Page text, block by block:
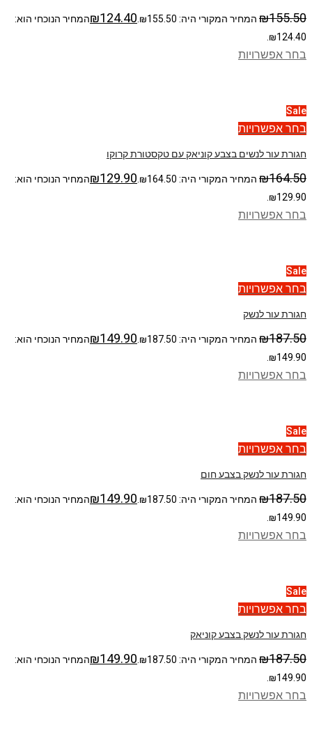
₪155.50 המחיר המקורי היה: ₪155.50. ₪124.40
המחיר הנוכחי הוא:
₪124.40.
בחר אפשרויות
Sale
בחר אפשרויות
חגורת עור לנשים בצבע קוניאק עם טקסטורת קרוקו
₪164.50 המחיר המקורי היה: ₪164.50. ₪129.90
המחיר הנוכחי הוא:
₪129.90.
בחר אפשרויות
Sale
בחר אפשרויות
חגורת עור לנשק
₪187.50 המחיר המקורי היה: ₪187.50. ₪149.90
המחיר הנוכחי הוא:
₪149.90.
בחר אפשרויות
Sale
בחר אפשרויות
חגורת עור לנשק בצבע חום
₪187.50 המחיר המקורי היה: ₪187.50. ₪149.90
המחיר הנוכחי הוא:
₪149.90.
בחר אפשרויות
Sale
בחר אפשרויות
חגורת עור לנשק בצבע קוניאק
₪187.50 המחיר המקורי היה: ₪187.50. ₪149.90
המחיר הנוכחי הוא:
₪149.90.
בחר אפשרויות